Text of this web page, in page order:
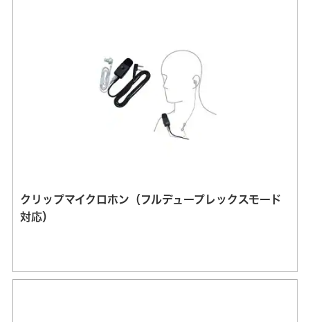
クリップマイクロホン（フルデュープレックスモード
対応）